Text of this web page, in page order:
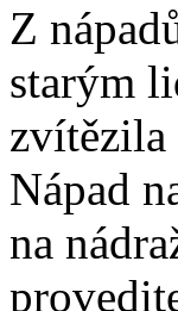
Z
starým
zvítězila
Nápad
na